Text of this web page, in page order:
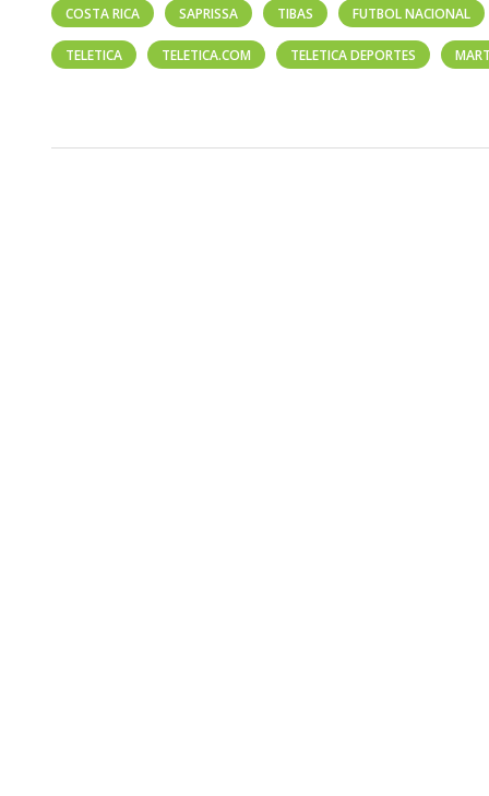
COSTA RICA SAPRISSA TIBAS FUTBOL NACIONAL
TELETICA TELETICA.COM TELETICA DEPORTES